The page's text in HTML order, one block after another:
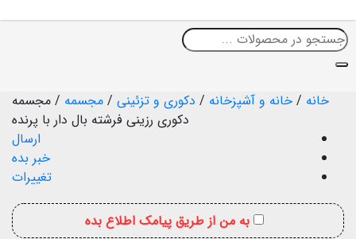
خانه / خانه و آشپزخانه / دکوری و تزئینی / مجسمه / مجسمه
دکوری رزینی فرشته بال دار با پرنده
ارسال
خبر بده
تغییرات
به من از طریق پیامک اطلاع بده